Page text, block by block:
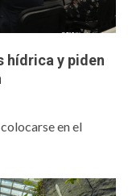
hídrica y piden
en el